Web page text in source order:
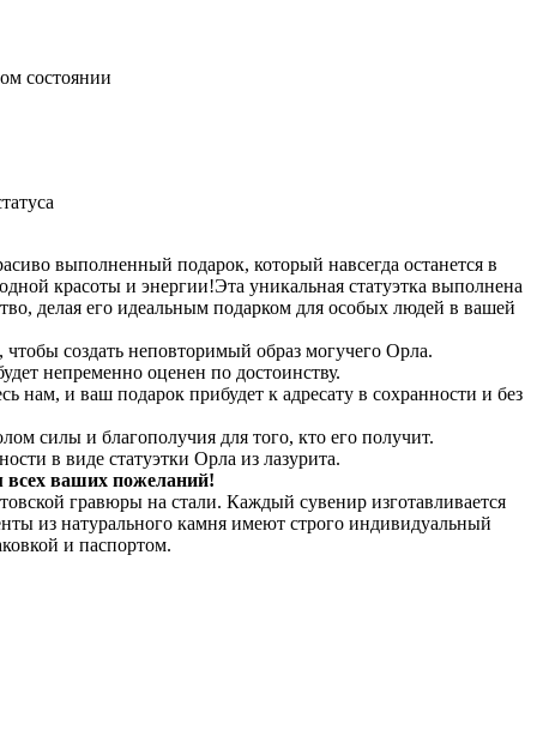
состоянии
выполненный подарок, который навсегда останется в
красоты и энергии!Эта уникальная статуэтка выполнена
делая его идеальным подарком для особых людей в вашей
чтобы создать неповторимый образ могучего Орла.
непременно оценен по достоинству.
нам, и ваш подарок прибудет к адресату в сохранности и без
силы и благополучия для того, кто его получит.
в виде статуэтки Орла из лазурита.
всех ваших пожеланий!
гравюры на стали. Каждый сувенир изготавливается
из натурального камня имеют строго индивидуальный
и паспортом.